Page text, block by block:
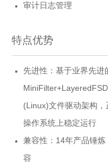
审计日志管理
特点优势
先进性：基于业界先进
(Linux)文件驱动架构
操作系统上稳定运行
兼容性：14年产品锤
容